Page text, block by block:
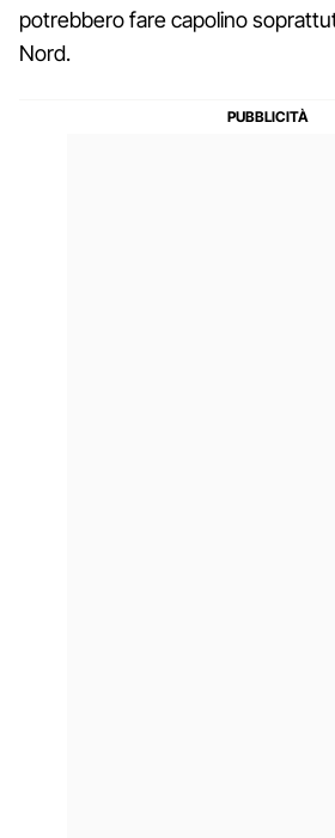
potrebbero fare capolino
Nord.